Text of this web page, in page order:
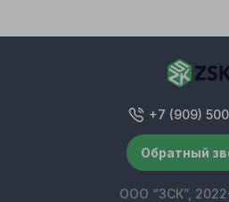
+7 (909)
Обратный
ООО “ЗСК”,